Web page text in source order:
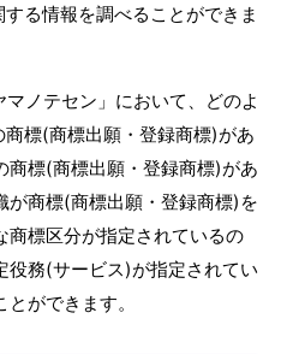
る情報を調べることができま
ノテセン」において、どのよ
標(商標出願・登録商標)があ
商標(商標出願・登録商標)があ
が商標(商標出願・登録商標)を
商標区分が指定されているの
役務(サービス)が指定されてい
ができます。